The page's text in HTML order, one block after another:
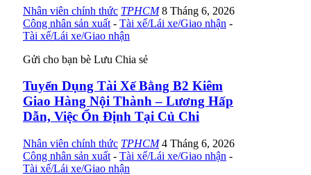
Nhân viên chính thức TPHCM 8 Tháng 6, 2026
Công nhân sản xuất - Tài xế/Lái xe/Giao nhận -
Tài xế/Lái xe/Giao nhận
Gửi cho bạn bè Lưu Chia sẻ
Tuyển Dụng Tài Xế Bằng B2 Kiêm
Giao Hàng Nội Thành – Lương Hấp
Dẫn, Việc Ổn Định Tại Củ Chi
Nhân viên chính thức TPHCM 4 Tháng 6, 2026
Công nhân sản xuất - Tài xế/Lái xe/Giao nhận -
Tài xế/Lái xe/Giao nhận